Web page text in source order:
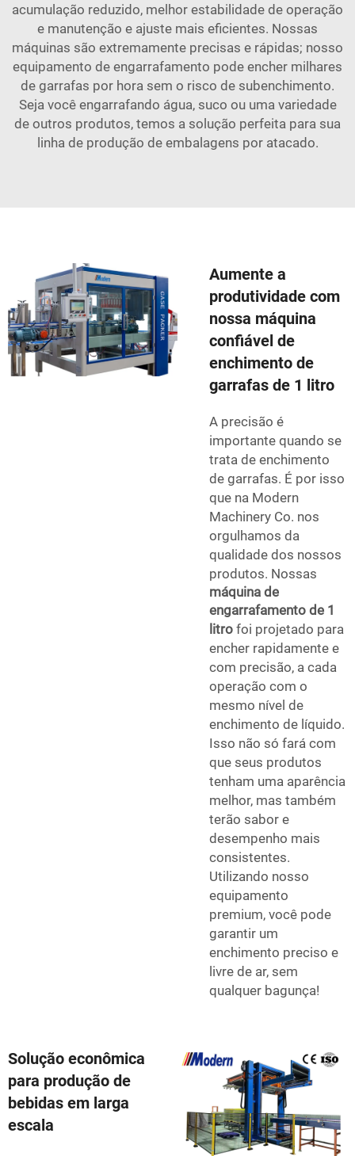
acumulação reduzido, melhor estabilidade de operação
e manutenção e ajuste mais eficientes. Nossas
máquinas são extremamente precisas e rápidas; nosso
equipamento de engarrafamento pode encher milhares
de garrafas por hora sem o risco de subenchimento.
Seja você engarrafando água, suco ou uma variedade
de outros produtos, temos a solução perfeita para sua
linha de produção de embalagens por atacado.
Aumente a
produtividade com
nossa máquina
confiável de
enchimento de
garrafas de 1 litro
A precisão é
importante quando se
trata de enchimento
de garrafas. É por isso
que na Modern
Machinery Co. nos
orgulhamos da
qualidade dos nossos
produtos. Nossas
máquina de
engarrafamento de 1
litro foi projetado para
encher rapidamente e
com precisão, a cada
operação com o
mesmo nível de
enchimento de líquido.
Isso não só fará com
que seus produtos
tenham uma aparência
melhor, mas também
terão sabor e
desempenho mais
consistentes.
Utilizando nosso
equipamento
premium, você pode
garantir um
enchimento preciso e
livre de ar, sem
qualquer bagunça!
Solução econômica
para produção de
bebidas em larga
escala